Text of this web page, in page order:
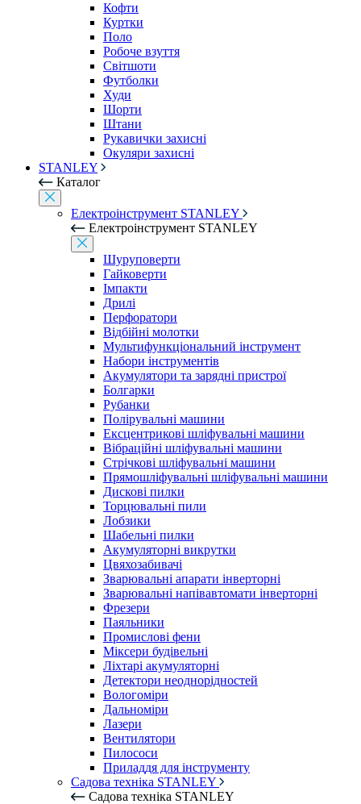
Кофти
Куртки
Поло
Робоче взуття
Світшоти
Футболки
Худи
Шорти
Штани
Рукавички захисні
Окуляри захисні
STANLEY
Каталог
Електроінструмент STANLEY
Електроінструмент STANLEY
Шуруповерти
Гайковерти
Імпакти
Дрилі
Перфоратори
Відбійні молотки
Мультифункціональний інструмент
Набори інструментів
Акумулятори та зарядні пристрої
Болгарки
Рубанки
Полірувальні машини
Ексцентрикові шліфувальні машини
Вібраційні шліфувальні машини
Стрічкові шліфувальні машини
Прямошліфувальні шліфувальні машини
Дискові пилки
Торцювальні пили
Лобзики
Шабельні пилки
Акумуляторні викрутки
Цвяхозабивачі
Зварювальні апарати інверторні
Зварювальні напівавтомати інверторні
Фрезери
Паяльники
Промислові фени
Міксери будівельні
Ліхтарі акумуляторні
Детектори неоднорідностей
Вологоміри
Дальноміри
Лазери
Вентилятори
Пилососи
Приладдя для інструменту
Садова техніка STANLEY
Садова техніка STANLEY